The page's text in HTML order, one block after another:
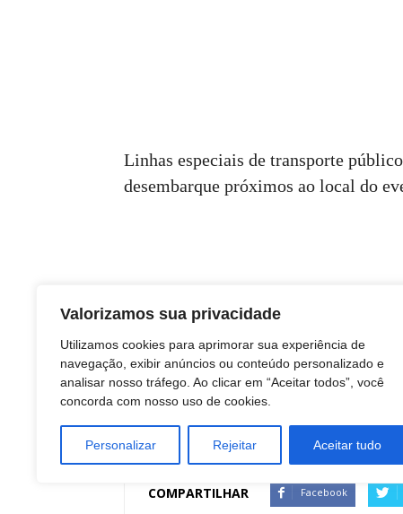
Valorizamos sua privacidade
Utilizamos cookies para aprimorar sua experiência de
navegação, exibir anúncios ou conteúdo personalizado e
analisar nosso tráfego. Ao clicar em “Aceitar todos”, você
concorda com nosso uso de cookies.
Personalizar Rejeitar Aceitar tudo
Linhas especiais de transporte
desembarque próximos ao local do
COMPARTILHAR Facebook